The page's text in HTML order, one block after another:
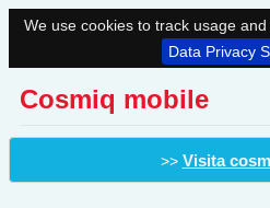
We use cookies to track usage
Data Privacy
Cosmiq mobile
>> Visita